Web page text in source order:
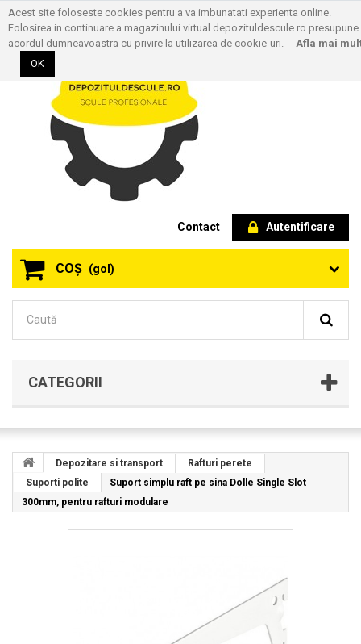
Autentificare
Contact
COŞ (gol)
CATEGORII
Depozitare si transport
Rafturi perete
Suporti polite
Suport simplu raft pe sina Dolle Single Slot
300mm, pentru rafturi modulare
Acest site foloseste cookies pentru a va imbunatati experienta online.
Folosirea in continuare a magazinului virtual depozituldescule.ro presupune
acordul dumneavoastra cu privire la utilizarea de cookie-uri. Afla mai
OK